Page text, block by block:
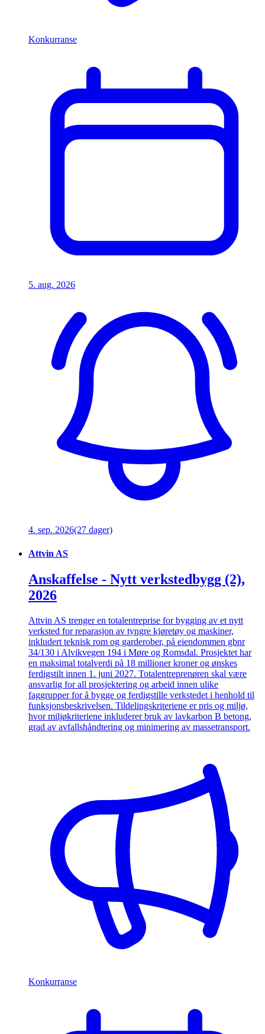
Konkurranse
5. aug. 2026
4. sep. 2026(27 dager)
Attvin AS
Anskaffelse - Nytt verkstedbygg (2),
2026
Attvin AS trenger en totalentreprise for bygging av et nytt
verksted for reparasjon av tyngre kjøretøy og maskiner,
inkludert teknisk rom og garderober, på eiendommen gbnr
34/130 i Alvikvegen 194 i Møre og Romsdal. Prosjektet har
en maksimal totalverdi på 18 millioner kroner og ønskes
ferdigstilt innen 1. juni 2027. Totalentreprenøren skal være
ansvarlig for all prosjektering og arbeid innen ulike
faggrupper for å bygge og ferdigstille verkstedet i henhold til
funksjonsbeskrivelsen. Tildelingskriteriene er pris og miljø,
hvor miljøkriteriene inkluderer bruk av lavkarbon B betong,
grad av avfallshåndtering og minimering av massetransport.
Konkurranse